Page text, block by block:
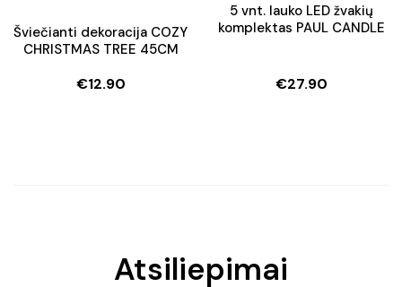
Šviečianti dekoracija COZY
CHRISTMAS TREE 45CM
€12.90
5 vnt. lauko LED žvakių
komplektas PAUL CANDLE
€27.90
Atsiliepimai